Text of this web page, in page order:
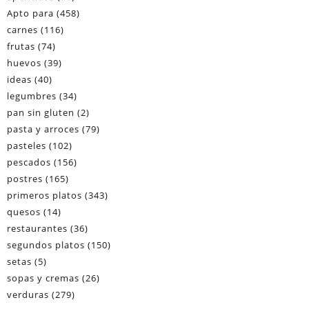
Apto para (458)
carnes (116)
frutas (74)
huevos (39)
ideas (40)
legumbres (34)
pan sin gluten (2)
pasta y arroces (79)
pasteles (102)
pescados (156)
postres (165)
primeros platos (343)
quesos (14)
restaurantes (36)
segundos platos (150)
setas (5)
sopas y cremas (26)
verduras (279)